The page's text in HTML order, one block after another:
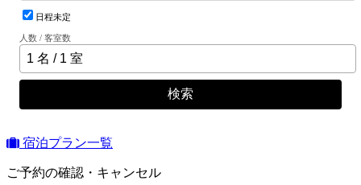
日程未定
人数 / 客室数
検索
宿泊プラン一覧
ご予約の確認・キャンセル